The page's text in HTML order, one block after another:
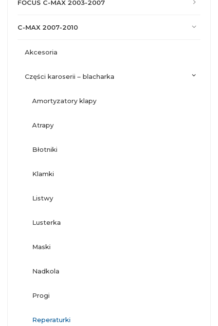
FOCUS C-MAX 2003-2007
C-MAX 2007-2010
akcesoria
części karoserii – blacharka
amortyzatory klapy
atrapy
błotniki
klamki
listwy
lusterka
maski
nadkola
progi
reperaturki